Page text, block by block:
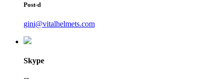
Post-d
gini@vitalhelmets.com
Skype